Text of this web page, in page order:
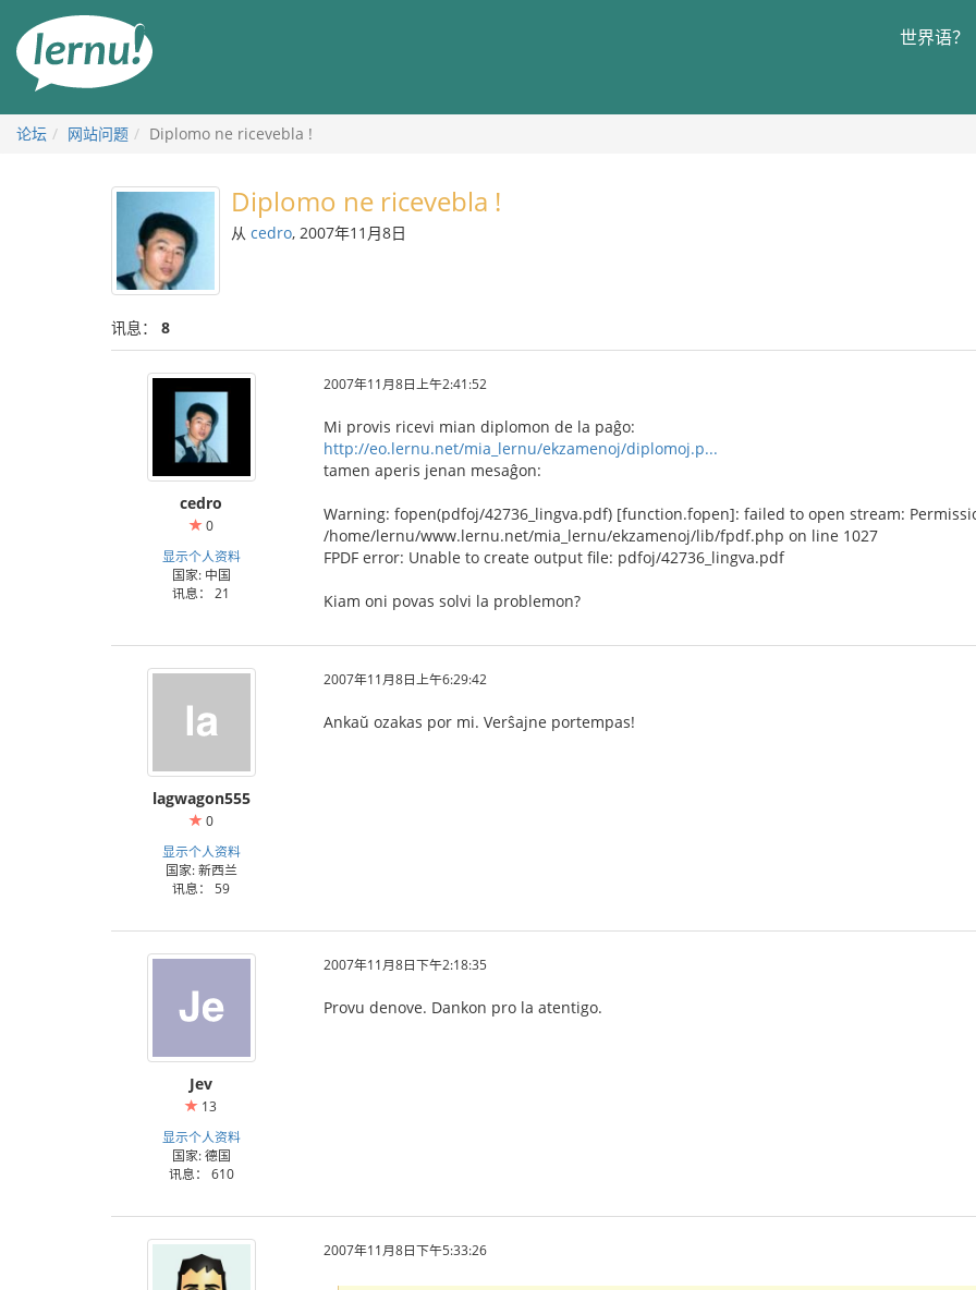
世界语？
论坛 网站问题 Diplomo ne ricevebla !
Diplomo ne ricevebla !
从 cedro, 2007年11月8日
讯息： 8
cedro
0
显示个人资料
国家: 中国
讯息： 21
2007年11月8日上午2:41:52
Mi provis ricevi mian diplomon de la paĝo:
http://eo.lernu.net/mia_lernu/ekzamenoj/diplomoj.p...
tamen aperis jenan mesaĝon:
Warning: fopen(pdfoj/42736_lingva.pdf) [function.fopen]: failed to open stream:
/home/lernu/www.lernu.net/mia_lernu/ekzamenoj/lib/fpdf.php on line 1027
FPDF error: Unable to create output file: pdfoj/42736_lingva.pdf
Kiam oni povas solvi la problemon?
lagwagon555
0
显示个人资料
国家: 新西兰
讯息： 59
2007年11月8日上午6:29:42
Ankaŭ ozakas por mi. Verŝajne portempas!
Jev
13
显示个人资料
国家: 德国
讯息： 610
2007年11月8日下午2:18:35
Provu denove. Dankon pro la atentigo.
2007年11月8日下午5:33:26